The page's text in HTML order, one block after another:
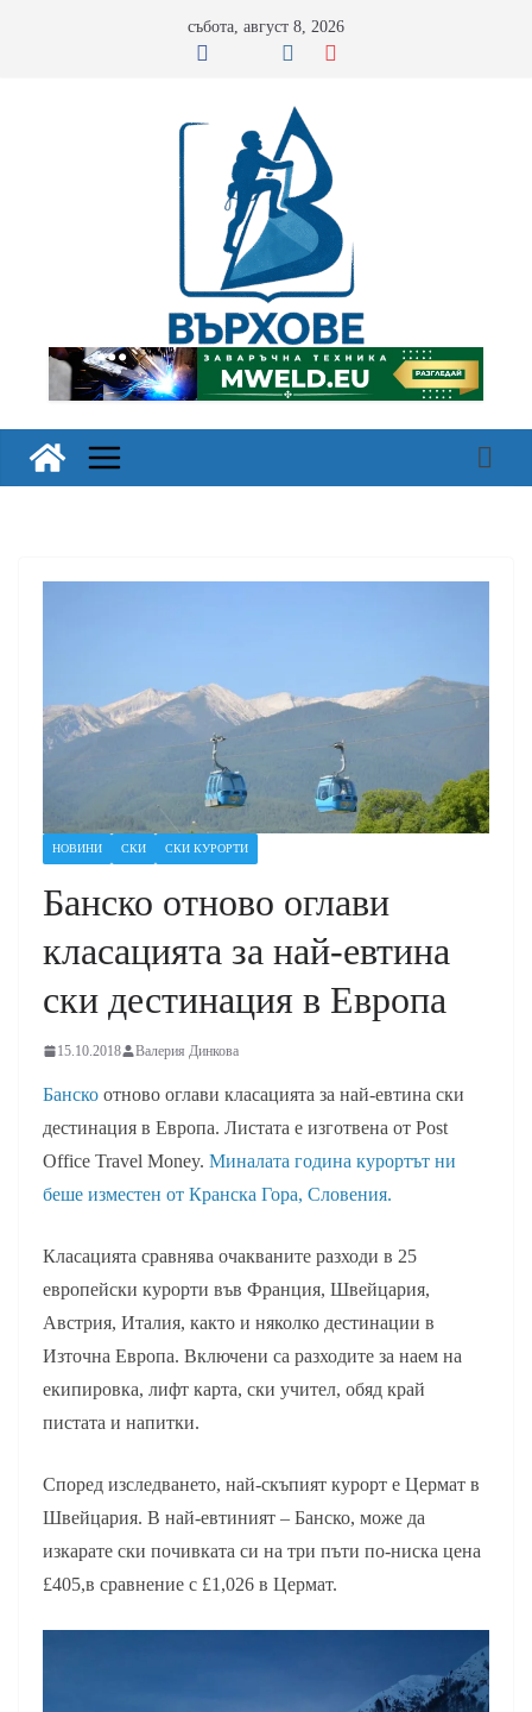
събота, август 8, 2026
НОВИНИ СКИ СКИ КУРОРТИ
Банско отново оглави
класацията за най-евтина
ски дестинация в Европа
15.10.2018 Валерия Динкова
Банско отново оглави класацията за най-евтина ски
дестинация в Европа. Листата е изготвена от Post
Office Travel Money. Миналата година курортът ни
беше изместен от Кранска Гора, Словения.
Класацията сравнява очакваните разходи в 25
европейски курорти във Франция, Швейцария,
Австрия, Италия, както и няколко дестинации в
Източна Европа. Включени са разходите за наем на
екипировка, лифт карта, ски учител, обяд край
пистата и напитки.
Според изследването, най-скъпият курорт е Цермат в
Швейцария. В най-евтиният – Банско, може да
изкарате ски почивката си на три пъти по-ниска цена
£405,в сравнение с £1,026 в Цермат.